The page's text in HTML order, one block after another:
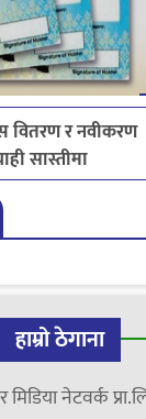
वितरण र नवीकरण
सास्तीमा
हाम्रो ठेगाना
मिडिया नेटवर्क